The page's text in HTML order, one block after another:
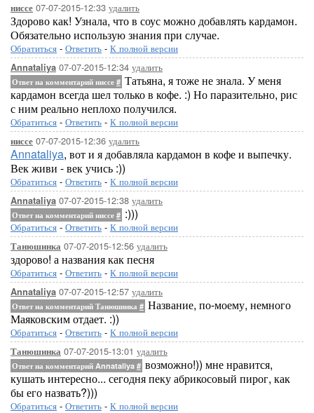
ниссе 07-07-2015-12:33 удалить
Здорово как! Узнала, что в соус можно добавлять кардамон.
Обязательно использую знания при случае.
Обратиться - Ответить - К полной версии
Annataliya 07-07-2015-12:34 удалить
Ответ на комментарий ниссе # Татьяна, я тоже не знала. У меня
кардамон всегда шел только в кофе. :) Но паразительно, рис
с ним реально неплохо получился.
Обратиться - Ответить - К полной версии
ниссе 07-07-2015-12:36 удалить
Annataliya, вот и я добавляла кардамон в кофе и выпечку.
Век живи - век учись :))
Обратиться - Ответить - К полной версии
Annataliya 07-07-2015-12:38 удалить
Ответ на комментарий ниссе # :)))
Обратиться - Ответить - К полной версии
Танюшинка 07-07-2015-12:56 удалить
здорово! а названия как песня
Обратиться - Ответить - К полной версии
Annataliya 07-07-2015-12:57 удалить
Ответ на комментарий Танюшинка # Название, по-моему, немного
Маяковским отдает. :))
Обратиться - Ответить - К полной версии
Танюшинка 07-07-2015-13:01 удалить
Ответ на комментарий Annataliya # возможно!)) мне нравится,
кушать интересно... сегодня пеку абрикосовый пирог, как
бы его назвать?)))
Обратиться - Ответить - К полной версии